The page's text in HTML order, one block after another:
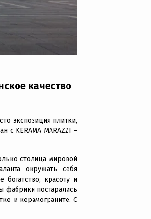
качество
экспозиция плитки,
с KERAMA MARAZZI –
столица мировой
окружать себя
красоту и
фабрики постарались
и керамограните. С